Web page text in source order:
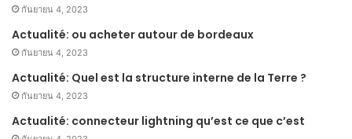
กันยายน 4, 2023
Actualité: ou acheter autour de bordeaux
กันยายน 4, 2023
Actualité: Quel est la structure interne de la Terre ?
กันยายน 4, 2023
Actualité: connecteur lightning qu’est ce que c’est